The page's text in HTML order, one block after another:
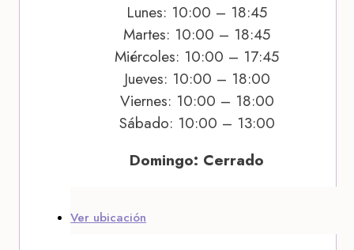
Lunes: 10:00 – 18:45
Martes: 10:00 – 18:45
Miércoles: 10:00 – 17:45
Jueves: 10:00 – 18:00
Viernes: 10:00 – 18:00
Sábado: 10:00 – 13:00
Domingo: Cerrado
Ver ubicación